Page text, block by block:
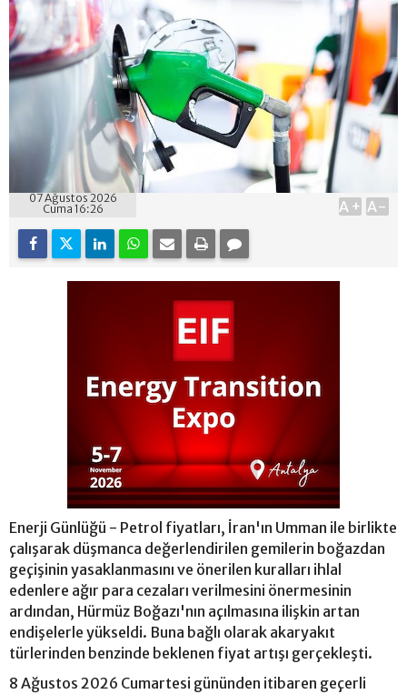
07 Ağustos 2026
Cuma 16:26
A+ A-
Enerji Günlüğü - Petrol fiyatları, İran'ın Umman ile birlikte
çalışarak düşmanca değerlendirilen gemilerin boğazdan
geçişinin yasaklanmasını ve önerilen kuralları ihlal
edenlere ağır para cezaları verilmesini önermesinin
ardından, Hürmüz Boğazı'nın açılmasına ilişkin artan
endişelerle yükseldi. Buna bağlı olarak akaryakıt
türlerinden benzinde beklenen fiyat artışı gerçekleşti.
8 Ağustos 2026 Cumartesi gününden itibaren geçerli